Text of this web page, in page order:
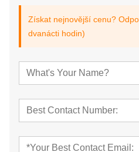
Získat nejnovější cenu?
dvanácti hodin)